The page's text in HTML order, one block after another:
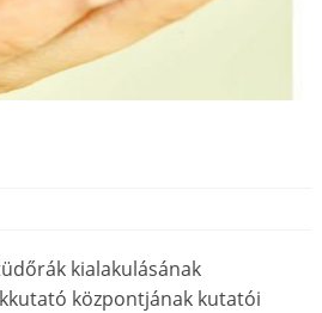
kialakulásának
központjának kutatói